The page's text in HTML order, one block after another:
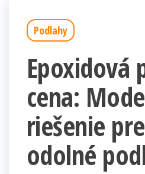
Podlahy
Epoxidová
cena:
riešenie pre
odolné